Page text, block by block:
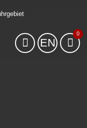
EN
0